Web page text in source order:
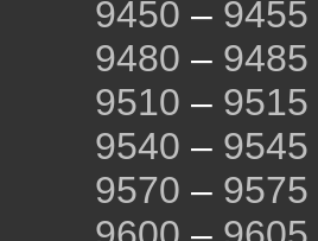
9450 – 9455
9480 – 9485
9510 – 9515
9540 – 9545
9570 – 9575